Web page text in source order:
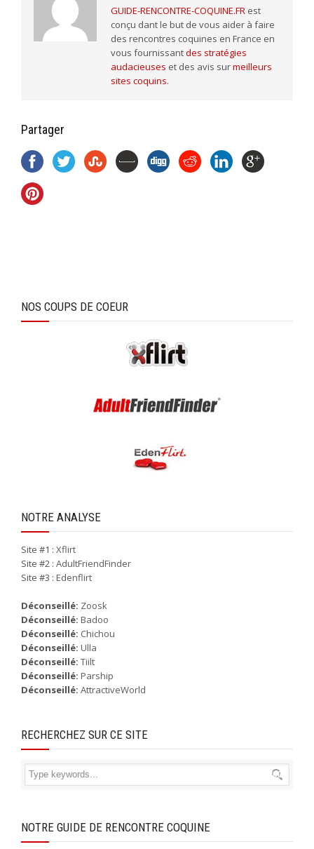
GUIDE-RENCONTRE-COQUINE.FR est
conçu dant le but de vous aider à faire
des rencontres coquines en France en
vous fournissantdes stratégies
audacieuses et des avis surmeilleurs
sites coquins.
Partager
NOS COUPS DE COEUR
NOTRE ANALYSE
Site #1 : Xflirt
Site #2 : AdultFriendFinder
Site #3 : Edenflirt
Déconseillé: Zoosk
Déconseillé: Badoo
Déconseillé: Chichou
Déconseillé: Ulla
Déconseillé: Tiilt
Déconseillé: Parship
Déconseillé: AttractiveWorld
RECHERCHEZ SUR CE SITE
NOTRE GUIDE DE RENCONTRE COQUINE